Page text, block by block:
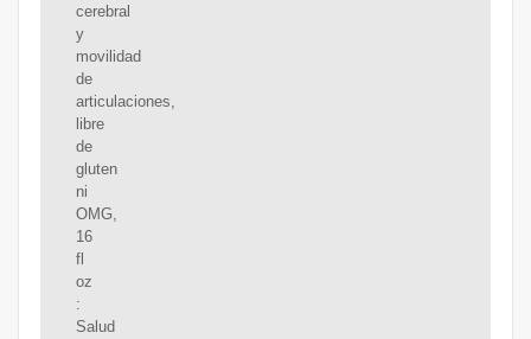
cerebral
y
movilidad
de
articulaciones,
libre
de
gluten
ni
OMG,
16
fl
oz
:
Salud